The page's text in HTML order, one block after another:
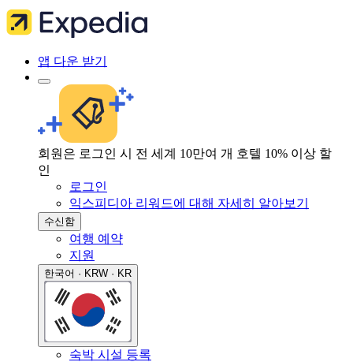
앱 다운 받기
회원은 로그인 시 전 세계 10만여 개 호텔 10% 이상 할
인
로그인
익스피디아 리워드에 대해 자세히 알아보기
수신함
여행 예약
지원
한국어 · KRW · KR
숙박 시설 등록